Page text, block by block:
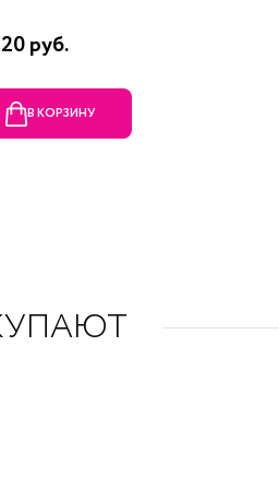
руб.
В КОРЗИНУ